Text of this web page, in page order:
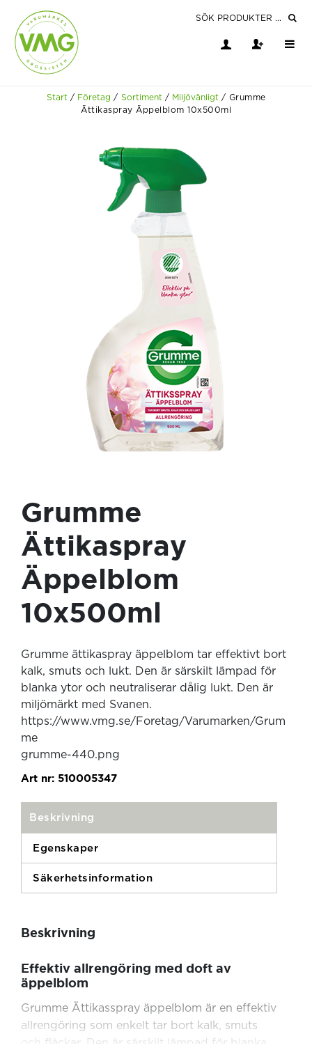
Start / Företag / Sortiment / Miljövänligt / Grumme
Ättikaspray Äppelblom 10x500ml
Grumme
Ättikaspray
Äppelblom
10x500ml
Grumme ättikaspray äppelblom tar effektivt bort
kalk, smuts och lukt. Den är särskilt lämpad för
blanka ytor och neutraliserar dålig lukt. Den är
miljömärkt med Svanen.
https://www.vmg.se/Foretag/Varumarken/Grum
me
grumme-440.png
Art nr: 510005347
Beskrivning
Egenskaper
Säkerhetsinformation
Beskrivning
Effektiv allrengöring med doft av
äppelblom
Grumme Ättikasspray äppelblom är en effektiv
allrengöring som enkelt tar bort kalk, smuts
och fläckar. Den är särskilt lämpad för blanka